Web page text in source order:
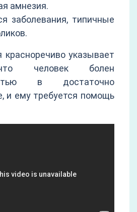
амнезия.
заболевания, типичные
красноречиво указывает
человек болен
в достаточно
и ему требуется помощь